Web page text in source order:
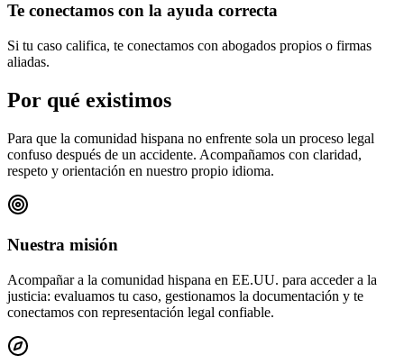
Te conectamos con la ayuda correcta
Si tu caso califica, te conectamos con abogados propios o firmas
aliadas.
Por qué existimos
Para que la comunidad hispana no enfrente sola un proceso legal
confuso después de un accidente. Acompañamos con claridad,
respeto y orientación en nuestro propio idioma.
Nuestra misión
Acompañar a la comunidad hispana en EE.UU. para acceder a la
justicia: evaluamos tu caso, gestionamos la documentación y te
conectamos con representación legal confiable.